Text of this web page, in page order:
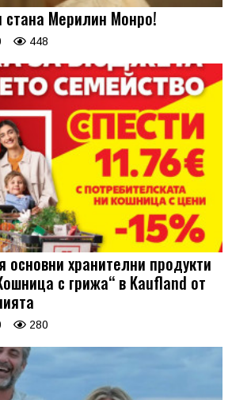
Мерилин Монро!
448
основни хранителни продукти
с грижа“ в Kaufland от
280